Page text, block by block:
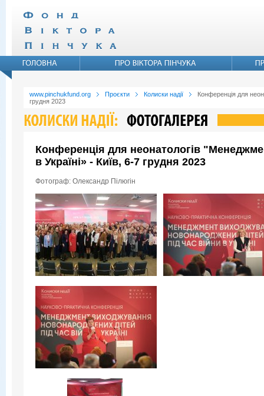
www.pinchukfund.org Проєкти Колиски надії
Конференція для
грудня 2023
Конференція для неонатологів
в Україні» - Київ, 6-7 грудня 2023
Фотограф: Олександр Пілюгін